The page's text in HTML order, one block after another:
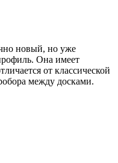
новый, но уже
Она имеет
от классической
между досками.